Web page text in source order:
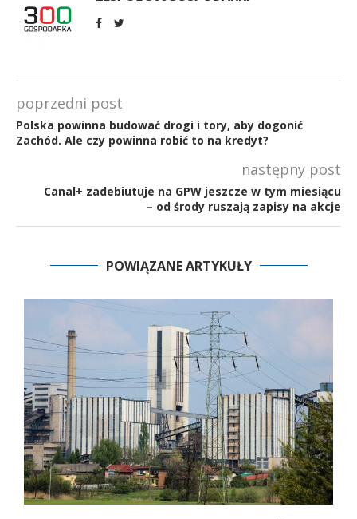
poprzedni post
Polska powinna budować drogi i tory, aby dogonić
Zachód. Ale czy powinna robić to na kredyt?
następny post
Canal+ zadebiutuje na GPW jeszcze w tym miesiącu
– od środy ruszają zapisy na akcje
POWIĄZANE ARTYKUŁY